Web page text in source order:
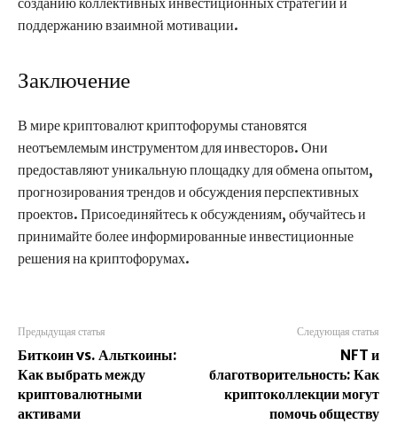
поддержанию взаимной мотивации.
Заключение
В мире криптовалют криптофорумы становятся
неотъемлемым инструментом для инвесторов. Они
предоставляют уникальную площадку для обмена опытом,
прогнозирования трендов и обсуждения перспективных
проектов. Присоединяйтесь к обсуждениям, обучайтесь и
принимайте более информированные инвестиционные
решения на криптофорумах.
Предыдущая статья
Биткоин vs. Альткоины:
Как выбрать между
криптовалютными
активами
Следующая статья
NFT и
благотворительность: Как
криптоколлекции могут
помочь обществу